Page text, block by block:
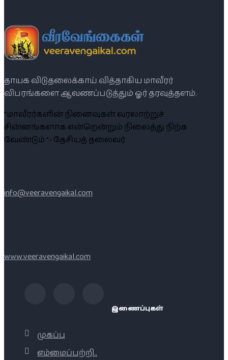
தாயக விடுதலைக்காய் வித்தாகிய மாவீரர்
விபரங்களை ஆவணப்படுத்தும் ஓர் தரவுத்தளம்.
“மாவீரர்களின் நினைவுகள் வரலாற்றுச்
சின்னங்களாக என்றென்றும் நிலைத்து நிற்க
வேண்டும் ”- தேசியத் தலைவர்
info@veeravengaikal.com
www.veeravengaikal.com
இணைப்புகள்
முகப்பு
எம்மைப்பற்றி..